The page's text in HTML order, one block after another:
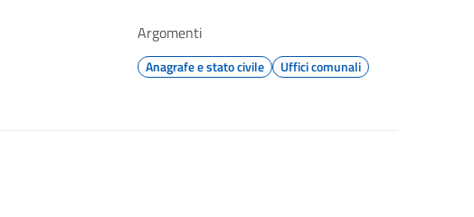
Argomenti
Anagrafe e stato civile Uffici comunali